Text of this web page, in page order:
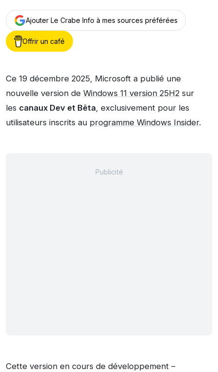
Ajouter Le Crabe Info à mes sources préférées
Offrir un café
Ce 19 décembre 2025, Microsoft a publié une
nouvelle version de Windows 11 version 25H2 sur
les canaux Dev et Bêta, exclusivement pour les
utilisateurs inscrits au programme Windows Insider.
Cette version en cours de développement –